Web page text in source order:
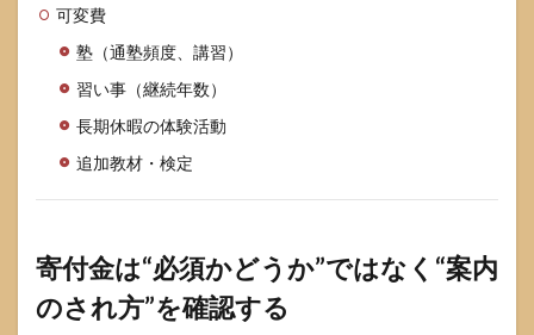
9.3
寄付
必須
か
9.4
学費
んな
費用
がか
かり
可変費
塾（通塾頻度、講習）
習い事（継続年数）
長期休暇の体験活動
追加教材・検定
寄付金は“必須かどうか”ではなく“案内
のされ方”を確認する